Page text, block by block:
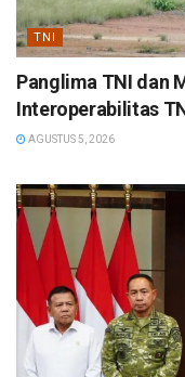
TNI
Panglima TNI dan
Interoperabilitas
AGUSTUS 5, 2026